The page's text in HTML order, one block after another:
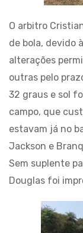
O arbitro
de bola, devido
alterações
outras pelo
32 graus e sol
campo, que
estavam já no
Jackson e
Sem suplente
Douglas foi